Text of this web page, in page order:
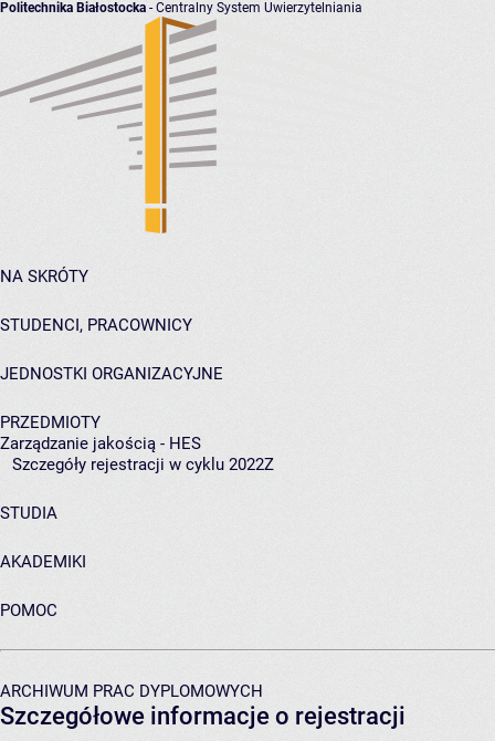
Politechnika Białostocka - Centralny System Uwierzytelniania
NA SKRÓTY
STUDENCI, PRACOWNICY
JEDNOSTKI ORGANIZACYJNE
PRZEDMIOTY
Zarządzanie jakością - HES
Szczegóły rejestracji w cyklu 2022Z
STUDIA
AKADEMIKI
POMOC
ARCHIWUM PRAC DYPLOMOWYCH
Szczegółowe informacje o rejestracji